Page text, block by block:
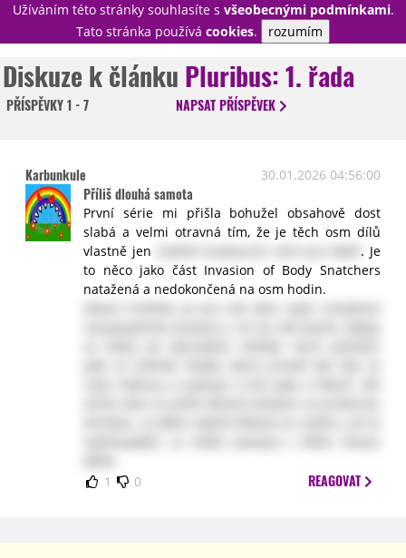
Užíváním této stránky souhlasíte s všeobecnými podmínkami.
Tato stránka používá cookies. rozumím
PŘIHLÁSIT
TRAILERY
GALERIE
DISKUZE
STATISTIKY
TIRÁŽ
Diskuze k článku Pluribus: 1. řada
PŘÍSPĚVKY1 - 7 NAPSATPŘÍSPĚVEK
Karbunkule 30.01.2026 04:56:00
Příliš dlouhá samota
První série mi přišla bohužel obsahově dost
slabá a velmi otravná tím, že je těch osm dílů
vlastně jen
. Je
to něco jako část Invasion of Body Snatchers
natažená a nedokončená na osm hodin.
1
0 REAGOVAT